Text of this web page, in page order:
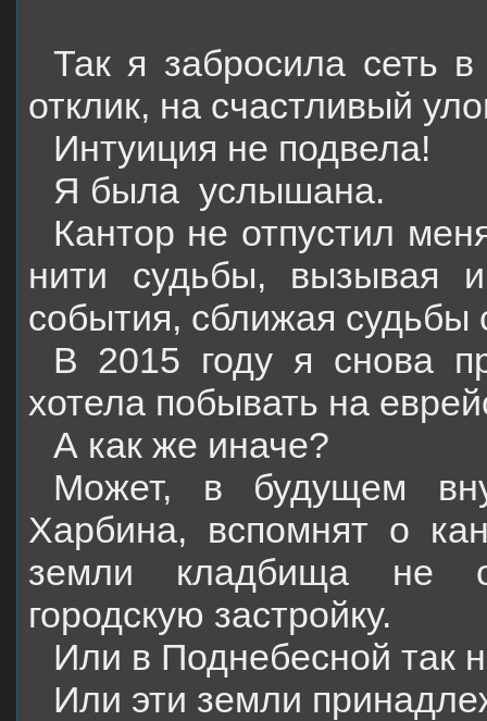
Так я забросила сеть
отклик, на счастливый
Интуиция не подвела!
Я была услышана.
Кантор не отпустил
нити судьбы, вызывая
события, сближая судьбы
В 2015 году я снова
хотела побывать на
А как же иначе?
Может, в будущем
Харбина, вспомнят о
земли кладбища не
городскую застройку.
Или в Поднебесной так
Или эти земли